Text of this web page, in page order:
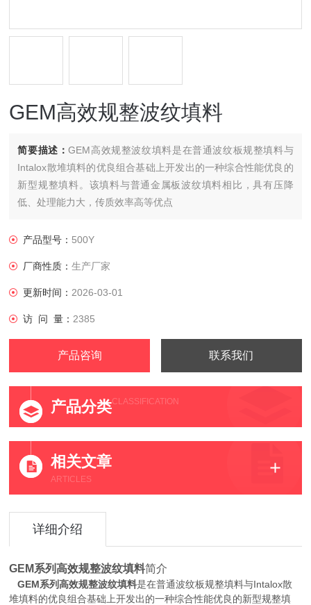
GEM高效规整波纹填料
简要描述：GEM高效规整波纹填料是在普通波纹板规整填料与
Intalox散堆填料的优良组合基础上开发出的一种综合性能优良的
新型规整填料。该填料与普通金属板波纹填料相比，具有压降
低、处理能力大，传质效率高等优点
产品型号： 500Y
厂商性质：生产厂家
更新时间： 2026-03-01
访 问 量： 2385
产品咨询 联系我们
产品分类CLASSIFICATION
相关文章
ARTICLES
详细介绍
GEM系列高效规整波纹填料简介
GEM系列高效规整波纹填料是在普通波纹板规整填料与Intalox散
堆填料的优良组合基础上开发出的一种综合性能优良的新型规整填